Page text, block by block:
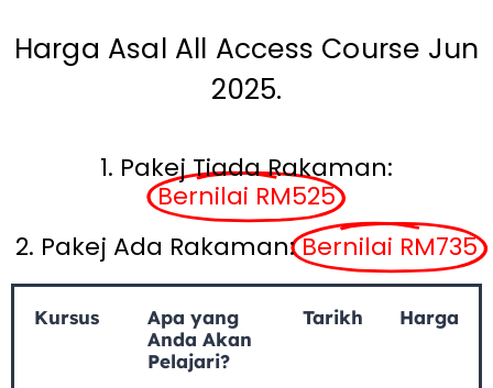
Harga Asal All Access Course Jun
2025.
1. Pakej Tiada Rakaman:
Bernilai RM525
2. Pakej Ada Rakaman:Bernilai RM735
Kursus
Apa yang
Anda Akan
Pelajari?
Tarikh Harga